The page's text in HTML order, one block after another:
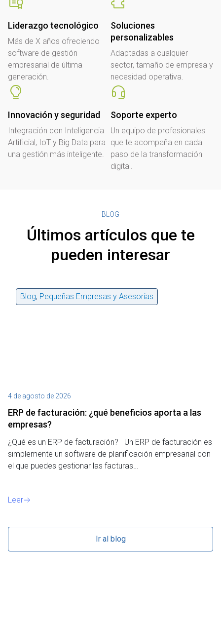
Liderazgo tecnológico
Más de X años ofreciendo
software de gestión
empresarial de última
generación.
Soluciones
personalizables
Adaptadas a cualquier
sector, tamaño de empresa y
necesidad operativa.
Innovación y seguridad
Integración con Inteligencia
Artificial, IoT y Big Data para
una gestión más inteligente.
Soporte experto
Un equipo de profesionales
que te acompaña en cada
paso de la transformación
digital.
BLOG
Últimos artículos que te
pueden interesar
Blog, Pequeñas Empresas y Asesorías
4 de agosto de 2026
ERP de facturación​: ¿qué beneficios aporta a las
empresas?
¿Qué es un ERP de facturación? Un ERP de facturación es
simplemente un software de planificación empresarial con
el que puedes gestionar las facturas…
Leer
Ir al blog